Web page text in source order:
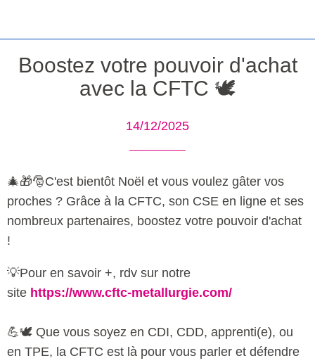
Boostez votre pouvoir d'achat
avec la CFTC 🕊️
14/12/2025
🎄🎁🎅C'est bientôt Noël et vous voulez gâter vos
proches ? Grâce à la CFTC, son CSE en ligne et ses
nombreux partenaires, boostez votre pouvoir d'achat
!
💡Pour en savoir +, rdv sur notre
site https://www.cftc-metallurgie.com/
💪🕊️ Que vous soyez en CDI, CDD, apprenti(e), ou
en TPE, la CFTC est là pour vous parler et défendre